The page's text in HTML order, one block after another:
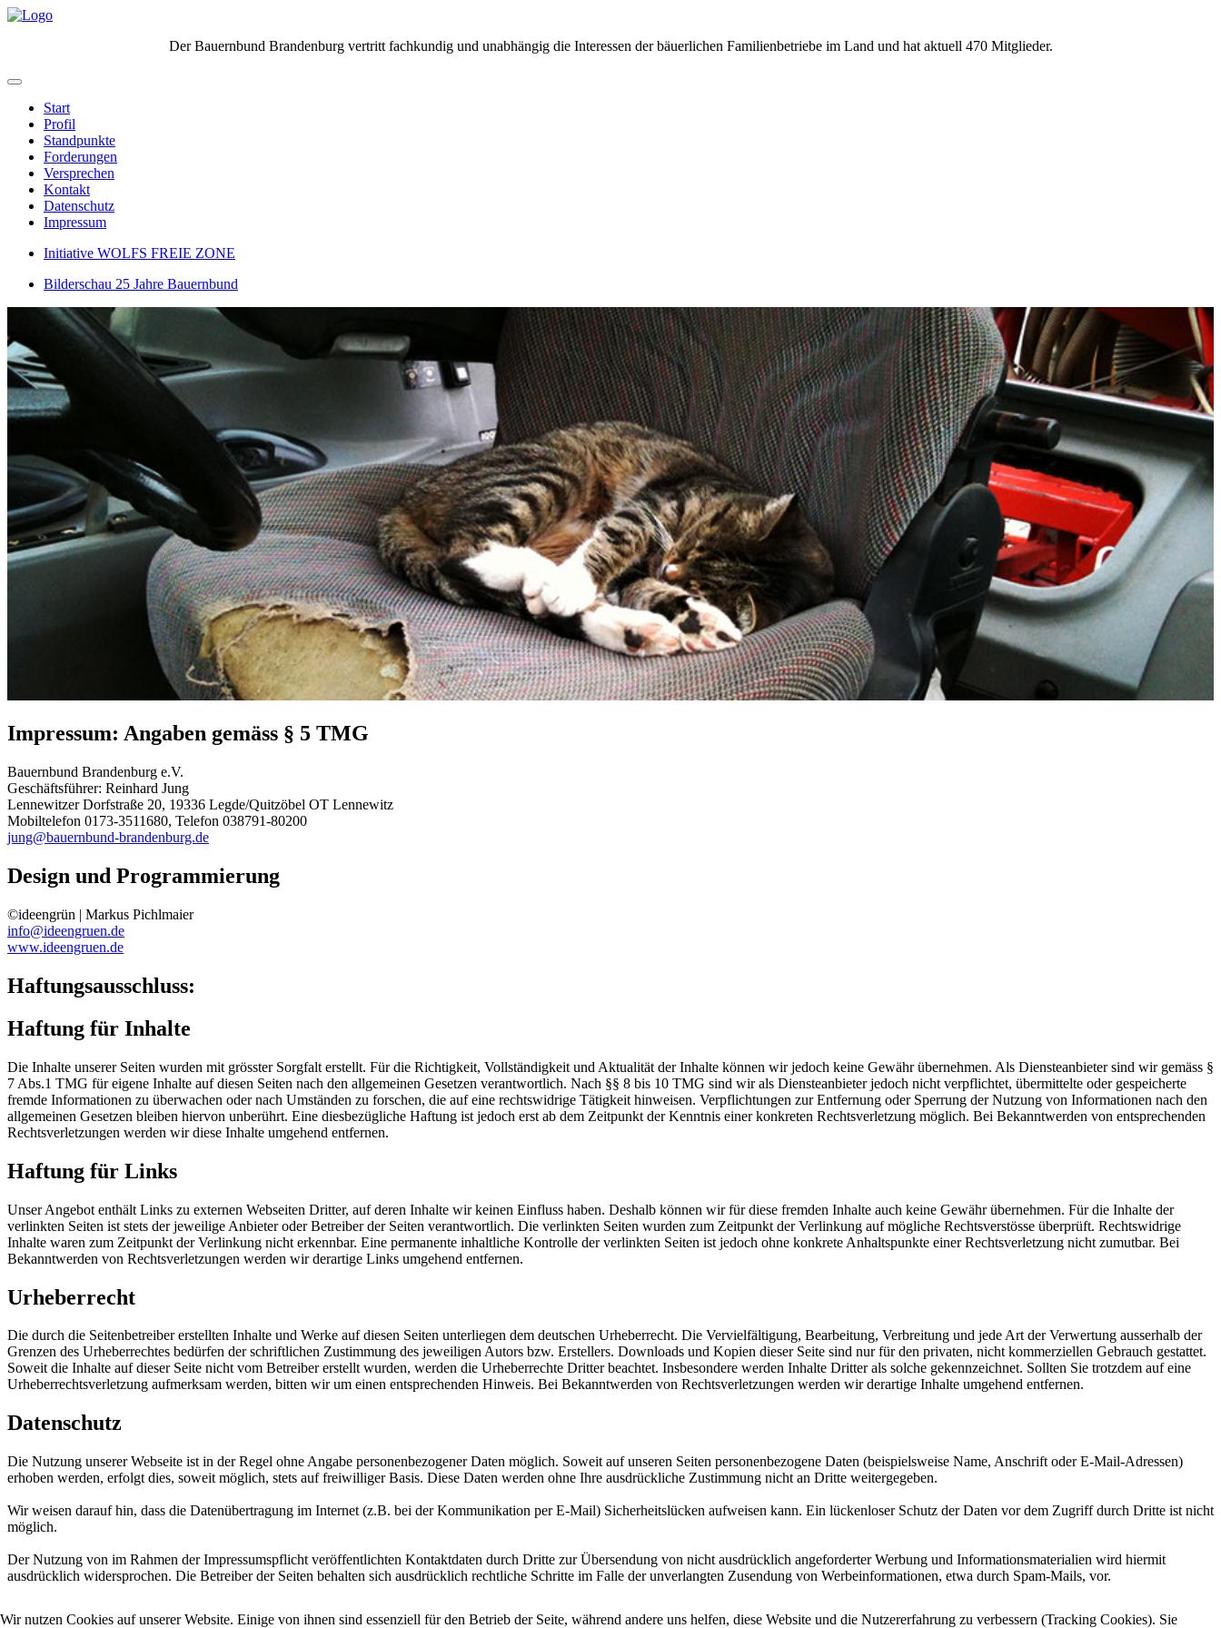
Der Bauernbund Brandenburg vertritt fachkundig und unabhängig die Interessen der bäuerlichen Familienbetriebe im Land und hat aktuell 470 Mitglieder.
Start
Profil
Standpunkte
Forderungen
Versprechen
Kontakt
Datenschutz
Impressum
Initiative WOLFS FREIE ZONE
Bilderschau 25 Jahre Bauernbund
Impressum: Angaben gemäss § 5 TMG
Bauernbund Brandenburg e.V.
Geschäftsführer: Reinhard Jung
Lennewitzer Dorfstraße 20, 19336 Legde/Quitzöbel OT Lennewitz
Mobiltelefon 0173-3511680, Telefon 038791-80200
jung@bauernbund-brandenburg.de
Design und Programmierung
©ideengrün | Markus Pichlmaier
info@ideengruen.de
www.ideengruen.de
Haftungsausschluss:
Haftung für Inhalte
Die Inhalte unserer Seiten wurden mit grösster Sorgfalt erstellt. Für die Richtigkeit, Vollständigkeit und Aktualität der Inhalte können wir jedoch keine Gewähr übernehmen. Als Diensteanbieter sind wir gemäss §
7 Abs.1 TMG für eigene Inhalte auf diesen Seiten nach den allgemeinen Gesetzen verantwortlich. Nach §§ 8 bis 10 TMG sind wir als Diensteanbieter jedoch nicht verpflichtet, übermittelte oder gespeicherte
fremde Informationen zu überwachen oder nach Umständen zu forschen, die auf eine rechtswidrige Tätigkeit hinweisen. Verpflichtungen zur Entfernung oder Sperrung der Nutzung von Informationen nach den
allgemeinen Gesetzen bleiben hiervon unberührt. Eine diesbezügliche Haftung ist jedoch erst ab dem Zeitpunkt der Kenntnis einer konkreten Rechtsverletzung möglich. Bei Bekanntwerden von entsprechenden
Rechtsverletzungen werden wir diese Inhalte umgehend entfernen.
Haftung für Links
Unser Angebot enthält Links zu externen Webseiten Dritter, auf deren Inhalte wir keinen Einfluss haben. Deshalb können wir für diese fremden Inhalte auch keine Gewähr übernehmen. Für die Inhalte der
verlinkten Seiten ist stets der jeweilige Anbieter oder Betreiber der Seiten verantwortlich. Die verlinkten Seiten wurden zum Zeitpunkt der Verlinkung auf mögliche Rechtsverstösse überprüft. Rechtswidrige
Inhalte waren zum Zeitpunkt der Verlinkung nicht erkennbar. Eine permanente inhaltliche Kontrolle der verlinkten Seiten ist jedoch ohne konkrete Anhaltspunkte einer Rechtsverletzung nicht zumutbar. Bei
Bekanntwerden von Rechtsverletzungen werden wir derartige Links umgehend entfernen.
Urheberrecht
Die durch die Seitenbetreiber erstellten Inhalte und Werke auf diesen Seiten unterliegen dem deutschen Urheberrecht. Die Vervielfältigung, Bearbeitung, Verbreitung und jede Art der Verwertung ausserhalb der
Grenzen des Urheberrechtes bedürfen der schriftlichen Zustimmung des jeweiligen Autors bzw. Erstellers. Downloads und Kopien dieser Seite sind nur für den privaten, nicht kommerziellen Gebrauch gestattet.
Soweit die Inhalte auf dieser Seite nicht vom Betreiber erstellt wurden, werden die Urheberrechte Dritter beachtet. Insbesondere werden Inhalte Dritter als solche gekennzeichnet. Sollten Sie trotzdem auf eine
Urheberrechtsverletzung aufmerksam werden, bitten wir um einen entsprechenden Hinweis. Bei Bekanntwerden von Rechtsverletzungen werden wir derartige Inhalte umgehend entfernen.
Datenschutz
Die Nutzung unserer Webseite ist in der Regel ohne Angabe personenbezogener Daten möglich. Soweit auf unseren Seiten personenbezogene Daten (beispielsweise Name, Anschrift oder E-Mail-Adressen)
erhoben werden, erfolgt dies, soweit möglich, stets auf freiwilliger Basis. Diese Daten werden ohne Ihre ausdrückliche Zustimmung nicht an Dritte weitergegeben.
Wir weisen darauf hin, dass die Datenübertragung im Internet (z.B. bei der Kommunikation per E-Mail) Sicherheitslücken aufweisen kann. Ein lückenloser Schutz der Daten vor dem Zugriff durch Dritte ist nicht
möglich.
Der Nutzung von im Rahmen der Impressumspflicht veröffentlichten Kontaktdaten durch Dritte zur Übersendung von nicht ausdrücklich angeforderter Werbung und Informationsmaterialien wird hiermit
ausdrücklich widersprochen. Die Betreiber der Seiten behalten sich ausdrücklich rechtliche Schritte im Falle der unverlangten Zusendung von Werbeinformationen, etwa durch Spam-Mails, vor.
Wir nutzen Cookies auf unserer Website. Einige von ihnen sind essenziell für den Betrieb der Seite, während andere uns helfen, diese Website und die Nutzererfahrung zu verbessern (Tracking Cookies). Sie